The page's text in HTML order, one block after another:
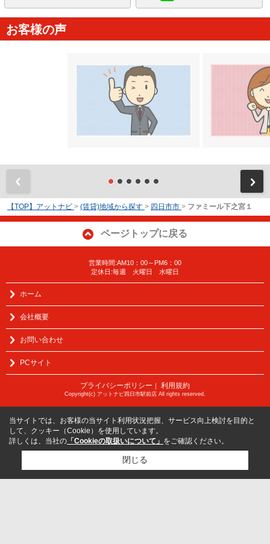
お客様の声
【TOP】アットナビ > (賃貸)地域から探す > 四日市市 > ファミール下之宮１
ページトップに戻る
営業時間:AM10：00～PM6：00
定休日:毎週 火曜日 水曜日
ホーム
会社概要
お問い合わせ
PCサイト
プライバシーポリシー 利用規約
Copyright(c) アットナビ四日市駅前店 All rights reserved.
当サイトでは、お客様の当サイト利用状況把握、サービス向上検討を目的と
して、クッキー（Cookie）を使用しています。
詳しくは、当社の 「Cookieの取扱いについて」 をご確認ください。
閉じる